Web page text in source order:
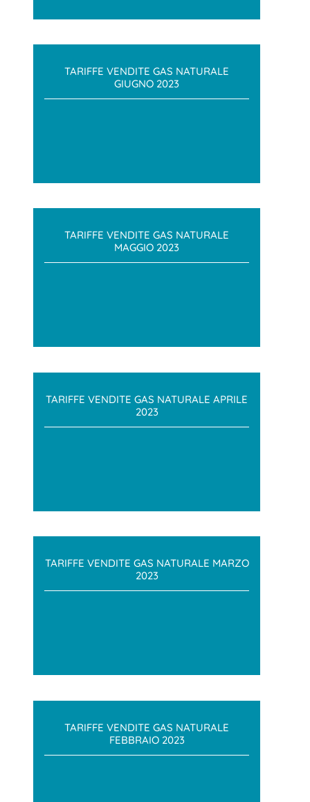
TARIFFE VENDITE GAS NATURALE
GIUGNO 2023
TARIFFE VENDITE GAS NATURALE
MAGGIO 2023
TARIFFE VENDITE GAS NATURALE APRILE
2023
TARIFFE VENDITE GAS NATURALE MARZO
2023
TARIFFE VENDITE GAS NATURALE
FEBBRAIO 2023